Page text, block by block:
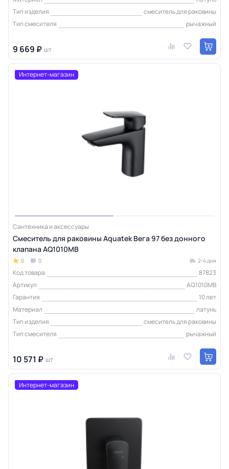
Тип изделия
смеситель для раковины
Тип смесителя
рычажный
9 669 ₽ шт
Интернет-магазин
Сантехника и аксессуары
Смеситель для раковины Aquatek Вега 97 без донного
клапана AQ1010MB
0 0 2-4 дня
Код товара
87823
Артикул
AQ1010MB
Гарантия
10 лет
Материал
латунь
Тип изделия
смеситель для раковины
Тип смесителя
рычажный
10 571 ₽ шт
Интернет-магазин